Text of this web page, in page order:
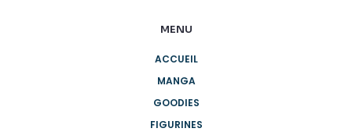
MENU
ACCUEIL
MANGA
GOODIES
FIGURINES